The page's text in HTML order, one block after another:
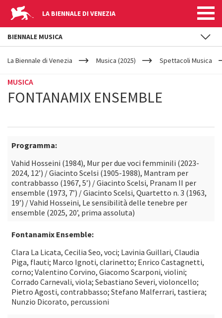
LA BIENNALE DI VENEZIA
YOUR
ARE
La Biennale di Venezia Musica (2025) Spettacoli Musica
MUSICA
FONTANAMIX ENSEMBLE
Programma:
Vahid Hosseini (1984), Mur per due voci femminili (2023-
2024, 12’) / Giacinto Scelsi (1905-1988), Mantram per
contrabbasso (1967, 5’) / Giacinto Scelsi, Pranam II per
ensemble (1973, 7’) / Giacinto Scelsi, Quartetto n. 3 (1963,
19’) / Vahid Hosseini, Le sensibilità delle tenebre per
ensemble (2025, 20’, prima assoluta)
Fontanamix Ensemble:
Clara La Licata, Cecilia Seo, voci; Lavinia Guillari, Claudia
Piga, flauti; Marco Ignoti, clarinetto; Enrico Castagnetti,
corno; Valentino Corvino, Giacomo Scarponi, violini;
Corrado Carnevali, viola; Sebastiano Severi, violoncello;
Pietro Agosti, contrabbasso; Stefano Malferrari, tastiera;
Nunzio Dicorato, percussioni
BIENNALE MUSICA